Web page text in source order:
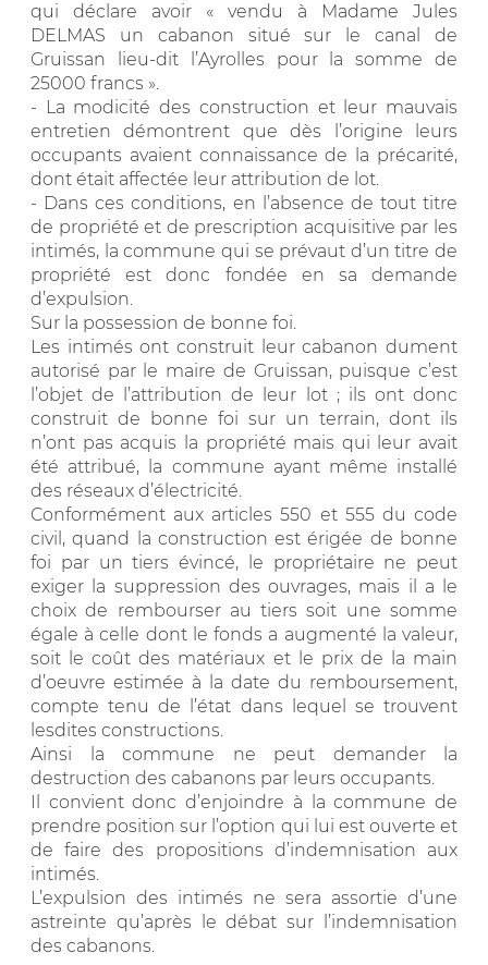
qui déclare avoir « vendu à Madame Jules
DELMAS un cabanon situé sur le canal de
Gruissan lieu-dit l’Ayrolles pour la somme de
25000 francs ».
- La modicité des construction et leur mauvais
entretien démontrent que dès l’origine leurs
occupants avaient connaissance de la précarité,
dont était affectée leur attribution de lot.
- Dans ces conditions, en l’absence de tout titre
de propriété et de prescription acquisitive par les
intimés, la commune qui se prévaut d’un titre de
propriété est donc fondée en sa demande
d’expulsion.
Sur la possession de bonne foi.
Les intimés ont construit leur cabanon dument
autorisé par le maire de Gruissan, puisque c’est
l’objet de l’attribution de leur lot ; ils ont donc
construit de bonne foi sur un terrain, dont ils
n’ont pas acquis la propriété mais qui leur avait
été attribué, la commune ayant même installé
des réseaux d’électricité.
Conformément aux articles 550 et 555 du code
civil, quand la construction est érigée de bonne
foi par un tiers évincé, le propriétaire ne peut
exiger la suppression des ouvrages, mais il a le
choix de rembourser au tiers soit une somme
égale à celle dont le fonds a augmenté la valeur,
soit le coût des matériaux et le prix de la main
d’oeuvre estimée à la date du remboursement,
compte tenu de l’état dans lequel se trouvent
lesdites constructions.
Ainsi la commune ne peut demander la
destruction des cabanons par leurs occupants.
Il convient donc d’enjoindre à la commune de
prendre position sur l’option qui lui est ouverte et
de faire des propositions d’indemnisation aux
intimés.
L’expulsion des intimés ne sera assortie d’une
astreinte qu’après le débat sur l’indemnisation
des cabanons.